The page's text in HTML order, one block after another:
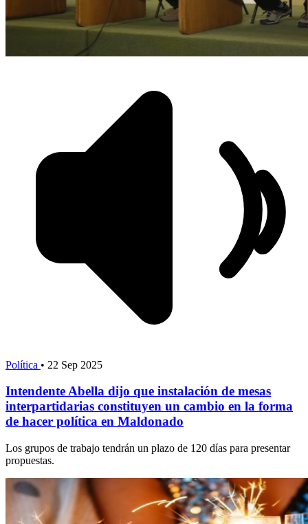
Política • 22 Sep 2025
Intendente Abella dijo que instalación de mesas
interpartidarias constituyen un cambio en la forma
de hacer política en Maldonado
Los grupos de trabajo tendrán un plazo de 120 días para presentar
propuestas.